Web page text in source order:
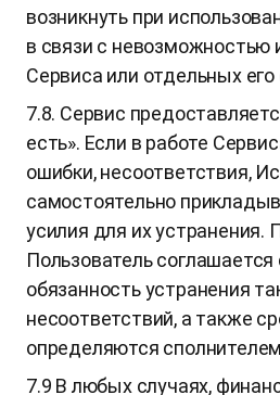
возникнуть при
в связи с невозможностью
Сервиса или отдельных его
7.8. Сервис
есть». Если в работе
ошибки, несоответствия,
самостоятельно
усилия для их устранения.
Пользователь соглашается
обязанность устранения
несоответствий, а также
определяются
7.9 В любых случаях,